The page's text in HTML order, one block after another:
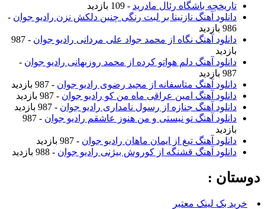
تاریخچه باشگاه رئال مادرید - 109 بازدید
دانلود آهنگ نازنینا بر لبت رنگی چنین دلکش نزن رادیو جوان -
986 بازدید
دانلود آهنگ نگاه از محمد جواد علی مردانی رادیو جوان
- 987
بازدید
دانلود آهنگ دلم هواتو کرده از محمد روزبهانی رادیو جوان -
987 بازدید
دانلود آهنگ متاسفانه از مجید رضوی رادیو جوان - 987 بازدید
دانلود آهنگ امین عراقی ماه من کو رادیو جوان - 987 بازدید
دانلود آهنگ جنازه از رسول نامداری رادیو جوان - 987 بازدید
دانلود آهنگ تو نیستی و من هنوز عاشقم رادیو جوان
- 987
بازدید
دانلود آهنگ تیغ از ایمان ماهان رادیو جوان - 987 بازدید
دانلود آهنگ قشنگه از کوروش بیژنی رادیو جوان - 988 بازدید
دوستان :
خرید بک لینک معتبر